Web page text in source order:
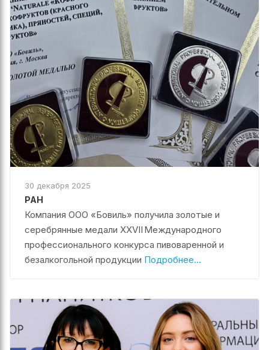
30 декабря 2025
РАН
Компания ООО «Бовиль» получила золотые и
серебрянные медали XXVII Международного
профессионального конкурса пивоваренной и
безалкогольной продукции Подробнее...